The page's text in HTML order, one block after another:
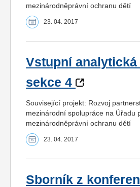
mezinárodněprávní ochranu dětí
23. 04. 2017
Vstupní analytická
sekce 4
Související projekt: Rozvoj
mezinárodní spolupráce na Úřadu
mezinárodněprávní ochranu dětí
23. 04. 2017
Sborník z